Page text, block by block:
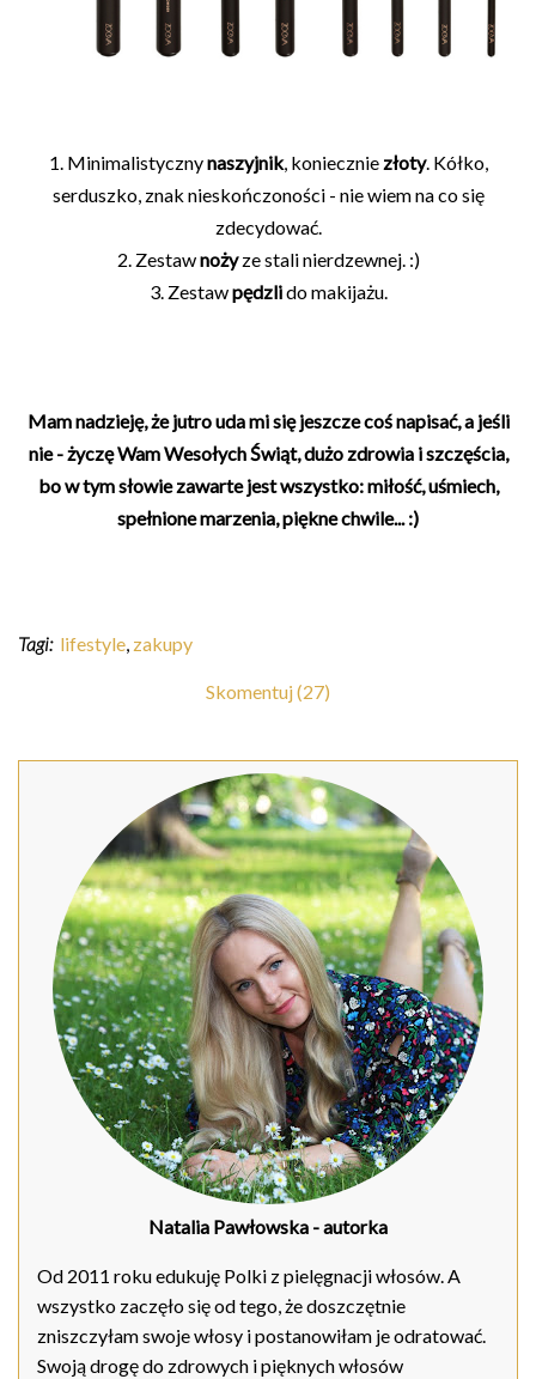
1. Minimalistycznynaszyjnik, koniecznie złoty. Kółko,
serduszko, znak nieskończoności - nie wiem na co się
zdecydować.
2. Zestawnożyze stali nierdzewnej. :)
3. Zestawpędzlido makijażu.
Mam nadzieję, że jutro uda mi się jeszcze coś napisać, a jeśli
nie - życzę Wam Wesołych Świąt, dużo zdrowia i szczęścia,
bo w tym słowie zawarte jest wszystko: miłość, uśmiech,
spełnione marzenia, piękne chwile... :)
Tagi: lifestyle, zakupy
Skomentuj (27)
Natalia Pawłowska - autorka
Od 2011 roku edukuję Polki z pielęgnacji włosów. A
wszystko zaczęło się od tego, że doszczętnie
zniszczyłam swoje włosy i postanowiłam je odratować.
Swoją drogę do zdrowych i pięknych włosów